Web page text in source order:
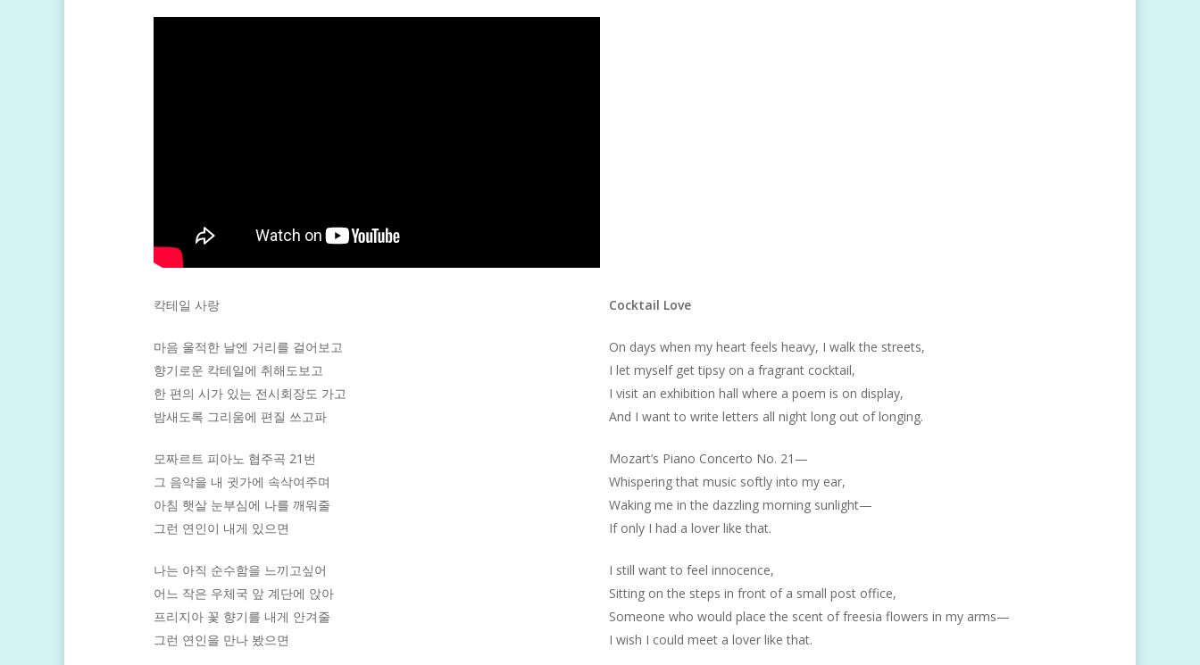
칵테일 사랑
마음 울적한 날엔 거리를 걸어보고
향기로운 칵테일에 취해도보고
한 편의 시가 있는 전시회장도 가고
밤새도록 그리움에 편질 쓰고파
모짜르트 피아노 협주곡 21번
그 음악을 내 귓가에 속삭여주며
아침 햇살 눈부심에 나를 깨워줄
그런 연인이 내게 있으면
나는 아직 순수함을 느끼고싶어
어느 작은 우체국 앞 계단에 앉아
프리지아 꽃 향기를 내게 안겨줄
그런 연인을 만나 봤으면
Cocktail Love
On days when my heart feels heavy, I walk the streets,
I let myself get tipsy on a fragrant cocktail,
I visit an exhibition hall where a poem is on display,
And I want to write letters all night long out of longing.
Mozart’s Piano Concerto No. 21—
Whispering that music softly into my ear,
Waking me in the dazzling morning sunlight—
If only I had a lover like that.
I still want to feel innocence,
Sitting on the steps in front of a small post office,
Someone who would place the scent of freesia flowers in my arms—
I wish I could meet a lover like that.